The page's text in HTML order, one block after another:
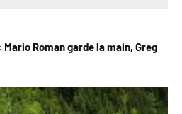
Roman garde la main, Greg